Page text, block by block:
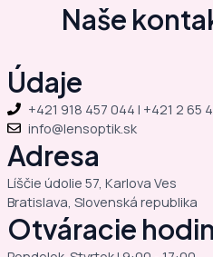
Naše
Údaje
+421 918 457 044 | +421 2 65
info@lensoptik.sk
Adresa
Líščie údolie 57, Karlova Ves
Bratislava, Slovenská republika
Otváracie